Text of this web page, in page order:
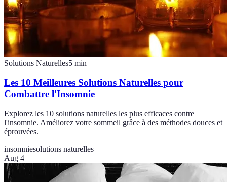
Solutions Naturelles5 min
Les 10 Meilleures Solutions Naturelles pour
Combattre l'Insomnie
Explorez les 10 solutions naturelles les plus efficaces contre
l'insomnie. Améliorez votre sommeil grâce à des méthodes douces et
éprouvées.
insomniesolutions naturelles
Aug 4